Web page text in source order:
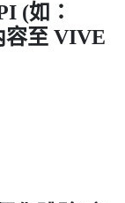
(如：
容至 VIVE